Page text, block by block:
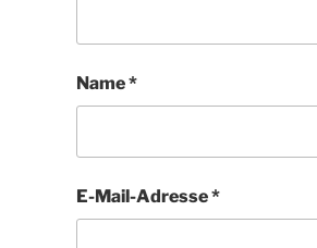
Name*
E-Mail-Adresse*